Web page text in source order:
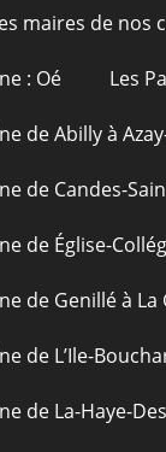
maires de nos
: Oé Les
de Abilly à
de Candes-
de Église-
de Genillé à La
de L’Ile-
de La-Haye-